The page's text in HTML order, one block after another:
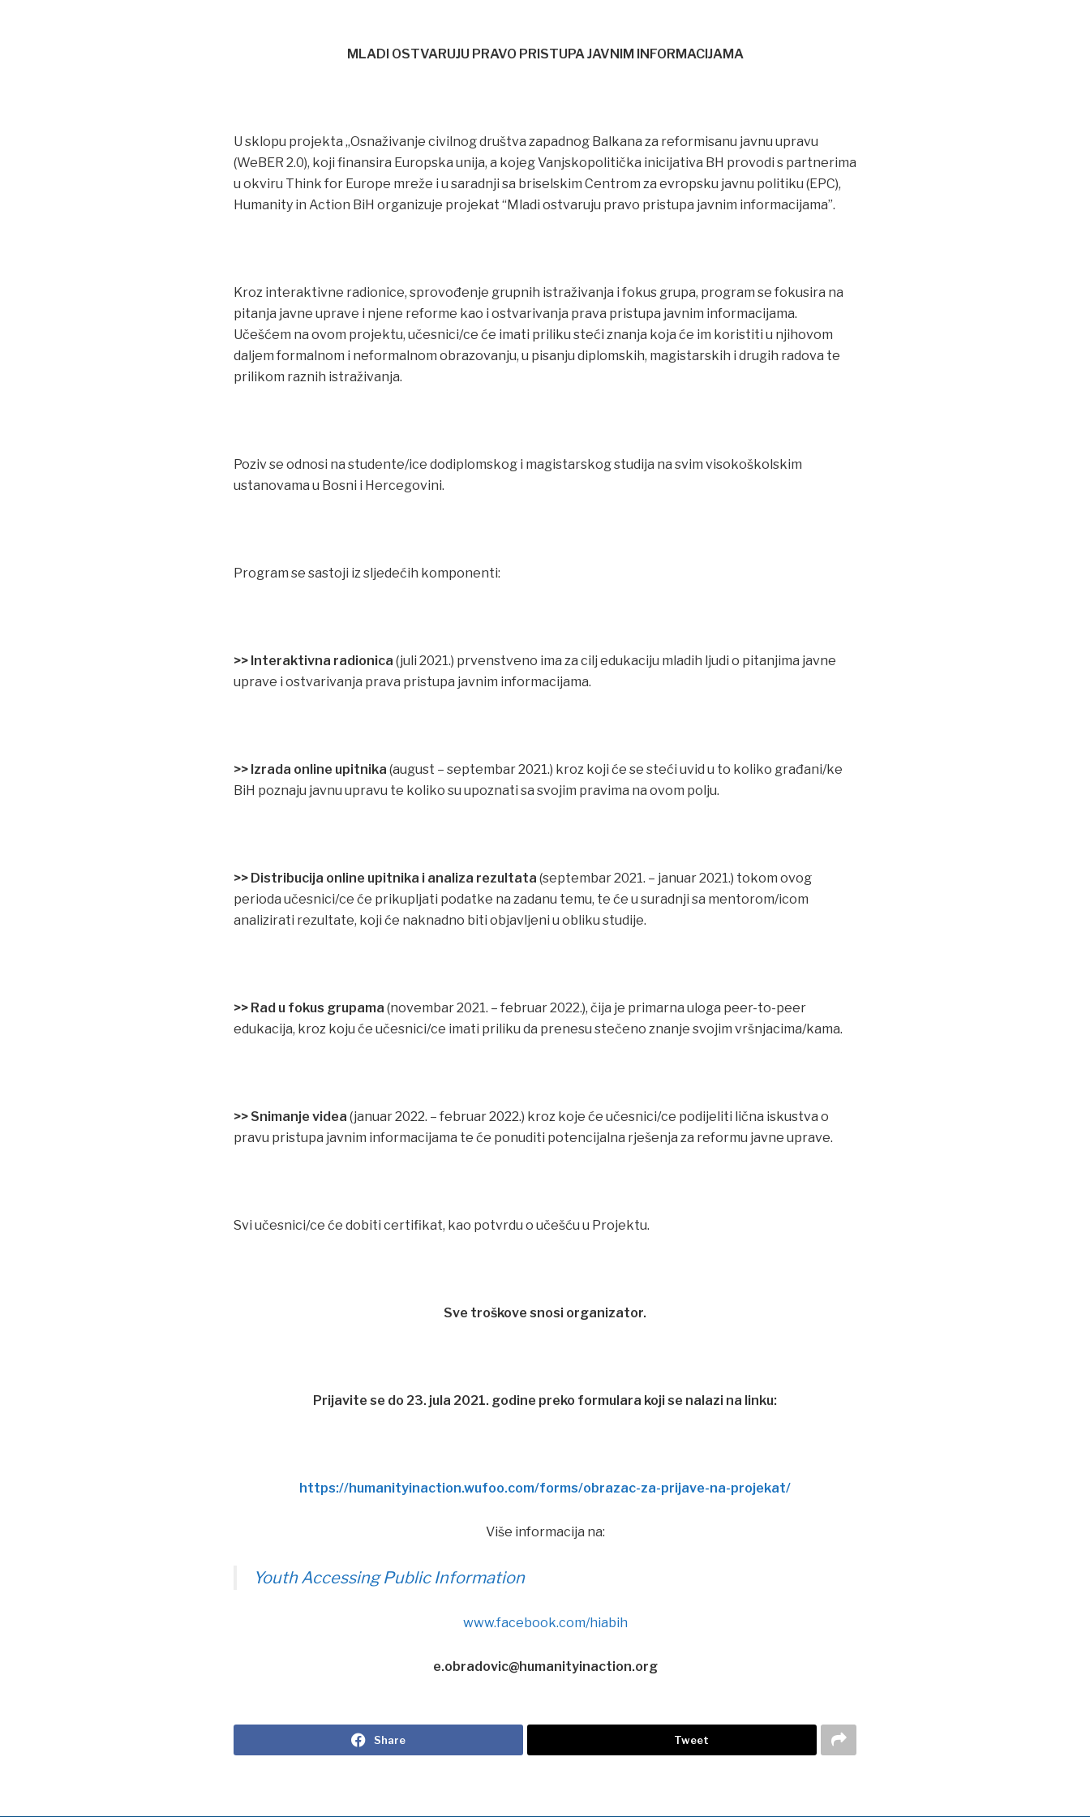
MLADI OSTVARUJU PRAVO PRISTUPA JAVNIM INFORMACIJAMA
U sklopu projekta „Osnaživanje civilnog društva zapadnog Balkana za reformisanu javnu upravu
(WeBER 2.0), koji finansira Europska unija, a kojeg Vanjskopolitička inicijativa BH provodi s partnerima
u okviru Think for Europe mreže i u saradnji sa briselskim Centrom za evropsku javnu politiku (EPC),
Humanity in Action BiH organizuje projekat “Mladi ostvaruju pravo pristupa javnim informacijama”.
Kroz interaktivne radionice, sprovođenje grupnih istraživanja i fokus grupa, program se fokusira na
pitanja javne uprave i njene reforme kao i ostvarivanja prava pristupa javnim informacijama.
Učešćem na ovom projektu, učesnici/ce će imati priliku steći znanja koja će im koristiti u njihovom
daljem formalnom i neformalnom obrazovanju, u pisanju diplomskih, magistarskih i drugih radova te
prilikom raznih istraživanja.
Poziv se odnosi na studente/ice dodiplomskog i magistarskog studija na svim visokoškolskim
ustanovama u Bosni i Hercegovini.
Program se sastoji iz sljedećih komponenti:
>> Interaktivna radionica (juli 2021.) prvenstveno ima za cilj edukaciju mladih ljudi o pitanjima javne
uprave i ostvarivanja prava pristupa javnim informacijama.
>> Izrada online upitnika (august – septembar 2021.) kroz koji će se steći uvid u to koliko građani/ke
BiH poznaju javnu upravu te koliko su upoznati sa svojim pravima na ovom polju.
>> Distribucija online upitnika i analiza rezultata (septembar 2021. – januar 2021.) tokom ovog
perioda učesnici/ce će prikupljati podatke na zadanu temu, te će u suradnji sa mentorom/icom
analizirati rezultate, koji će naknadno biti objavljeni u obliku studije.
>> Rad u fokus grupama (novembar 2021. – februar 2022.), čija je primarna uloga peer-to-peer
edukacija, kroz koju će učesnici/ce imati priliku da prenesu stečeno znanje svojim vršnjacima/kama.
>> Snimanje videa (januar 2022. – februar 2022.) kroz koje će učesnici/ce podijeliti lična iskustva o
pravu pristupa javnim informacijama te će ponuditi potencijalna rješenja za reformu javne uprave.
Svi učesnici/ce će dobiti certifikat, kao potvrdu o učešću u Projektu.
Sve troškove snosi organizator.
Prijavite se do 23. jula 2021. godine preko formulara koji se nalazi na linku:
https://humanityinaction.wufoo.com/forms/obrazac-za-prijave-na-projekat/
Više informacija na:
Youth Accessing Public Information
www.facebook.com/hiabih
e.obradovic@humanityinaction.org
Share Tweet